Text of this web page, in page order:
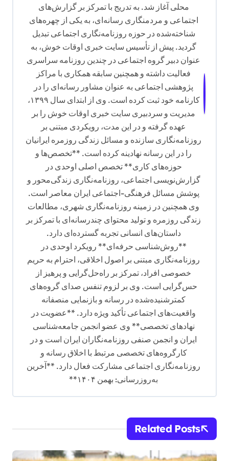
محلی آغاز شد. به تدریج با تمرکز بر گزارش‌های
اجتماعی و مردمنگاری رسانه‌ای، به یکی از چهره‌های
شناخته‌شده در حوزه روزنامه‌نگاری اجتماعی تبدیل
گردید. پیش از تأسیس سایت خبری اوقات خوش، به
عنوان دبیر گروه اجتماعی در چندین روزنامه سراسری
فعالیت داشته و همچنین سابقه همکاری با مراکز
پژوهشی اجتماعی به عنوان مشاور رسانه‌ای را در
کارنامه خود ثبت کرده است. وی از ابتدای سال ۱۳۹۹،
مدیریت و سردبیری سایت خبری اوقات خوش را بر
عهده گرفته و در این مدت، رویکردی مبتنی بر
روزنامه‌نگاری سازنده و مسائل زندگی روزمره ایرانیان
را در این رسانه نهادینه کرده است. **تخصص‌ها و
حوزه‌های کاری** تخصص اصلی اوحدی در
گزارش‌نویسی اجتماعی، روزنامه‌نگاری زندگی‌محور و
پوشش مسائل فرهنگی-اجتماعی ایران معاصر است.
وی همچنین در زمینه روزنامه‌نگاری شهری، مطالعات
زندگی روزمره و تولید محتوای چندرسانه‌ای با تمرکز بر
داستان‌های انسانی تجربه گسترده‌ای دارد.
**روش‌شناسی حرفه‌ای** رویکرد اوحدی در
روزنامه‌نگاری مبتنی بر اصول اخلاقی، احترام به حریم
خصوصی افراد، تمرکز بر راه‌حل‌گرایی و پرهیز از
حس‌گرایی است. وی بر لزوم تنفس صدای گروه‌های
کمترشنیده‌شده در رسانه و بازنمایی منصفانه
واقعیت‌های اجتماعی تأکید ویژه دارد. **عضویت در
نهادهای تخصصی** وی عضو انجمن جامعه‌شناسی
ایران و انجمن صنفی روزنامه‌نگاران ایران است و در
کارگروه‌های تخصصی مرتبط با اخلاق رسانه و
روزنامه‌نگاری اجتماعی مشارکت فعال دارد. **آخرین
به‌روزرسانی: بهمن ۱۴۰۴**
Related Posts